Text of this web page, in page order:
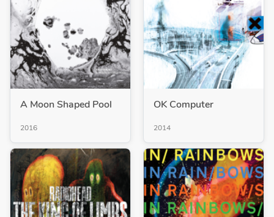
A Moon Shaped Pool
2016
OK Computer
2014